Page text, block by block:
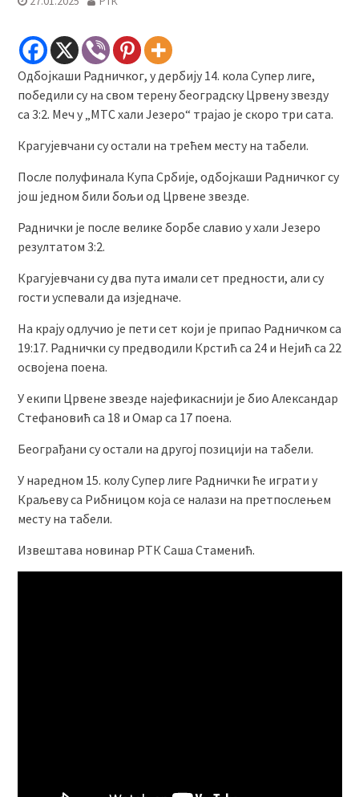
Одбојкаши Радничког, у дербију 14. кола Супер лиге,
победили су на свом терену београдску Црвену звезду
са 3:2. Меч у „МТС хали Језеро“ трајао је скоро три сата.
Крагујевчани су остали на трећем месту на табели.
После полуфинала Купа Србије, одбојкаши Радничког су
још једном били бољи од Црвене звезде.
Раднички је после велике борбе славио у хали Језеро
резултатом 3:2.
Крагујевчани су два пута имали сет предности, али су
гости успевали да изједначе.
На крају одлучио је пети сет који је припао Радничком са
19:17. Раднички су предводили Крстић са 24 и Нејић са 22
освојена поена.
У екипи Црвене звезде најефикаснији је био Александар
Стефановић са 18 и Омар са 17 поена.
Београђани су остали на другој позицији на табели.
У наредном 15. колу Супер лиге Раднички ће играти у
Краљеву са Рибницом која се налази на претпослењем
месту на табели.
Извештава новинар РТК Сaша Стаменић.